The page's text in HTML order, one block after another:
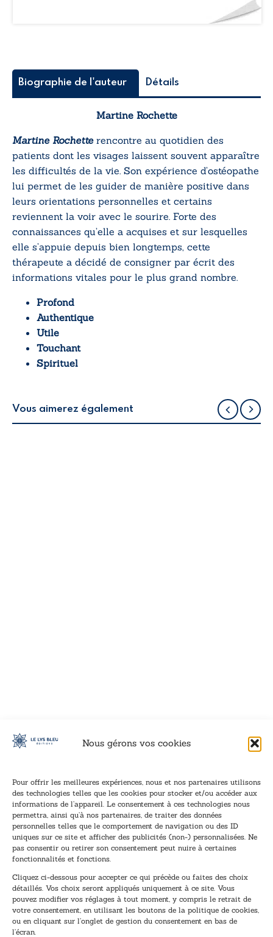
Nous gérons vos cookies
Pour offrir les meilleures expériences, nous et nos partenaires utilisons
des technologies telles que les cookies pour stocker et/ou accéder aux
informations de l’appareil. Le consentement à ces technologies nous
permettra, ainsi qu’à nos partenaires, de traiter des données
personnelles telles que le comportement de navigation ou des ID
uniques sur ce site et afficher des publicités (non-) personnalisées. Ne
pas consentir ou retirer son consentement peut nuire à certaines
fonctionnalités et fonctions.
Cliquez ci-dessous pour accepter ce qui précède ou faites des choix
détaillés. Vos choix seront appliqués uniquement à ce site. Vous
pouvez modifier vos réglages à tout moment, y compris le retrait de
votre consentement, en utilisant les boutons de la politique de cookies,
ou en cliquant sur l’onglet de gestion du consentement en bas de
l’écran.
Biographie de l'auteur Détails
Martine Rochette
Martine Rochetterencontre au quotidien des
patients dont les visages laissent souvent apparaître
les difficultés de la vie. Son expérience d’ostéopathe
lui permet de les guider de manière positive dans
leurs orientations personnelles et certains
reviennent la voir avec le sourire. Forte des
connaissances qu’elle a acquises et sur lesquelles
elle s’appuie depuis bien longtemps, cette
thérapeute a décidé de consigner par écrit des
informations vitales pour le plus grand nombre.
Profond
Authentique
Utile
Touchant
Spirituel
Vous aimerez également
Inscription à la newsletter
Inscrivez-vous à notre newsletter et recevez nos
dernières nouvelles.
*
E
m
a
i
l
*
TENEZ-MOI AU COURANT !